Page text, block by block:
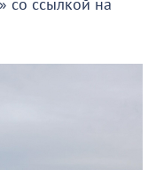
со ссылкой на